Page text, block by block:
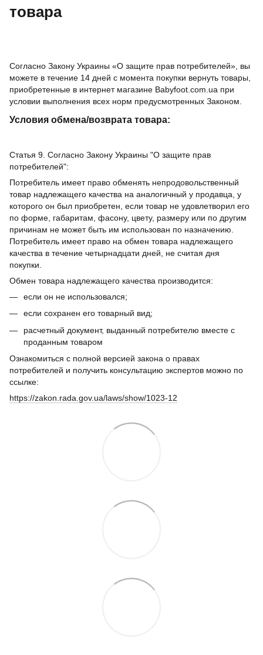
товара
Согласно Закону Украины «О защите прав потребителей», вы
можете в течение 14 дней с момента покупки вернуть товары,
приобретенные в интернет магазине Babyfoot.com.ua при
условии выполнения всех норм предусмотренных Законом.
Условия обмена/возврата товара:
Статья 9. Согласно Закону Украины "О защите прав
потребителей":
Потребитель имеет право обменять непродовольственный
товар надлежащего качества на аналогичный у продавца, у
которого он был приобретен, если товар не удовлетворил его
по форме, габаритам, фасону, цвету, размеру или по другим
причинам не может быть им использован по назначению.
Потребитель имеет право на обмен товара надлежащего
качества в течение четырнадцати дней, не считая дня
покупки.
Обмен товара надлежащего качества производится:
если он не использовался;
если сохранен его товарный вид;
расчетный документ, выданный потребителю вместе с
проданным товаром
Ознакомиться с полной версией закона о правах
потребителей и получить консультацию экспертов можно по
ссылке:
https://zakon.rada.gov.ua/laws/show/1023-12